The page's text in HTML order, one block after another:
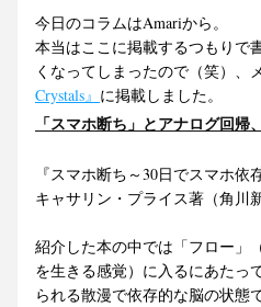
今日のコラムはAmariから。
本当はここに掲載するつもりで
くなってしまったので（笑）、
Crystals』 に掲載しました。
「スマホ断ち」とアナログ回帰
『スマホ断ち～30日でスマホ依
キャサリン・プライス著（角川新
紹介した本の中では「フロー」
を生きる感覚）に入るにあたっ
られる散漫で依存的な脳の状態